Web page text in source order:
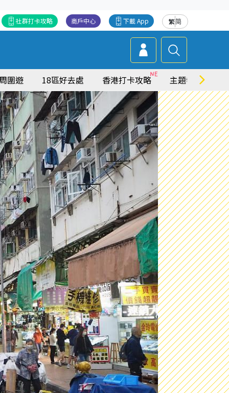
繁简
下載 App
商戶中心
社群打卡攻略
圍遊 18區好去處 香港打卡攻略 主題特集